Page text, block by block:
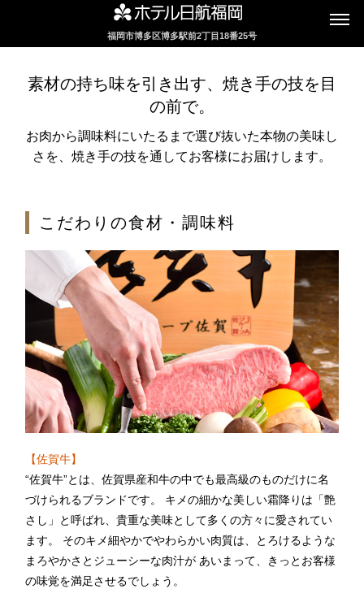
福岡市博多区博多駅前2丁目18番25号
素材の持ち味を引き出す、焼き手の技を目
の前で。
お肉から調味料にいたるまで選び抜いた本物の美味し
さを、焼き手の技を通してお客様にお届けします。
こだわりの食材・調味料
【佐賀牛】
“佐賀牛”とは、佐賀県産和牛の中でも最高級のものだけに名
づけられるブランドです。 キメの細かな美しい霜降りは「艶
さし」と呼ばれ、貴重な美味として多くの方々に愛されてい
ます。 そのキメ細やかでやわらかい肉質は、とろけるような
まろやかさとジューシーな肉汁が あいまって、きっとお客様
の味覚を満足させるでしょう。
ご予約を承っております
2F カフェレストラン
セリーナ
お席のご予約
TEL 092-482-1161
2F テーマレストラン
レ・セレブリテ
お席のご予約
2F 中国料理
鴻臚